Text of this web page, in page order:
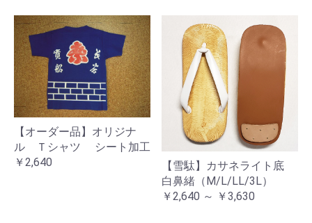
【オーダー品】オリジナ
ル Ｔシャツ シート加工
￥2,640
【雪駄】カサネライト底
白鼻緒（M/L/LL/3L）
￥2,640 ～ ￥3,630